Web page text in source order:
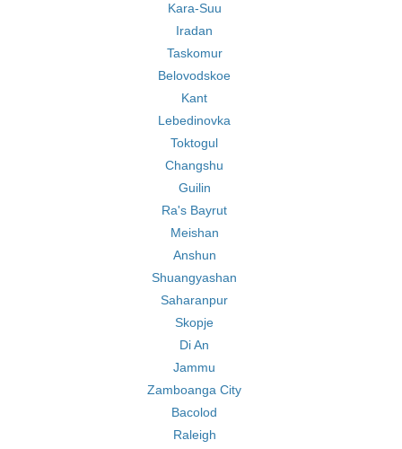
Kara-Suu
Iradan
Taskomur
Belovodskoe
Kant
Lebedinovka
Toktogul
Changshu
Guilin
Ra's Bayrut
Meishan
Anshun
Shuangyashan
Saharanpur
Skopje
Di An
Jammu
Zamboanga City
Bacolod
Raleigh